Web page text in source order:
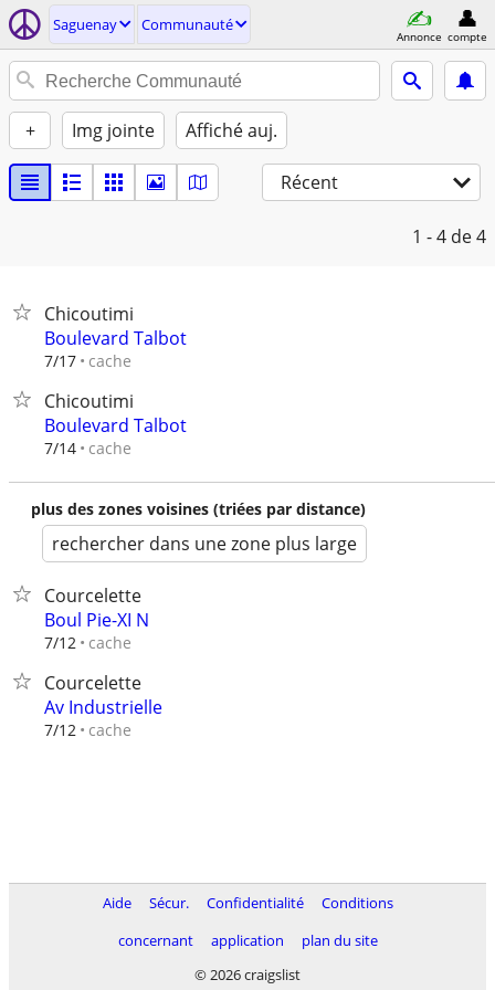
Saguenay Communauté
Annonce compte
+ Img jointe Affiché auj.
Récent
1 - 4 de 4
Chicoutimi
Boulevard Talbot
7/17 cache
Chicoutimi
Boulevard Talbot
7/14 cache
plus des zones voisines (triées par distance)
rechercher dans une zone plus large
Courcelette
Boul Pie-XI N
7/12 cache
Courcelette
Av Industrielle
7/12 cache
Aide Sécur. Confidentialité
Conditions
concernant
application
plan du site
© 2026 craigslist